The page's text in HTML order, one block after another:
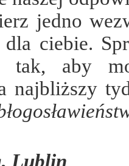
jedno
ciebie.
tak, aby
najbliższy
Lublin